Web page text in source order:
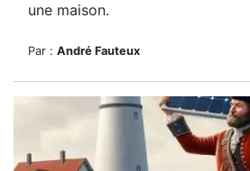
une maison.
Par : André Fauteux